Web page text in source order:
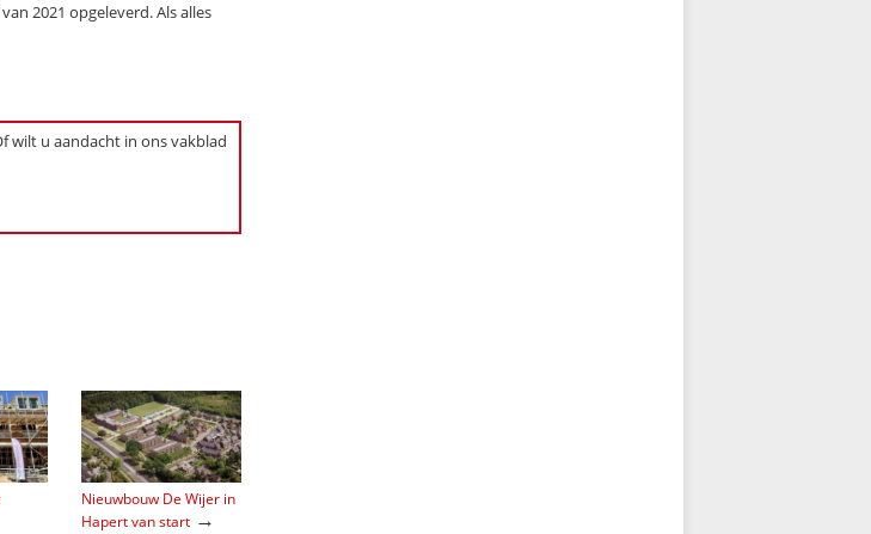
2021 opgeleverd. Als alles
wilt u aandacht in ons vakblad
Nieuwbouw De Wijer in
Hapert van start →